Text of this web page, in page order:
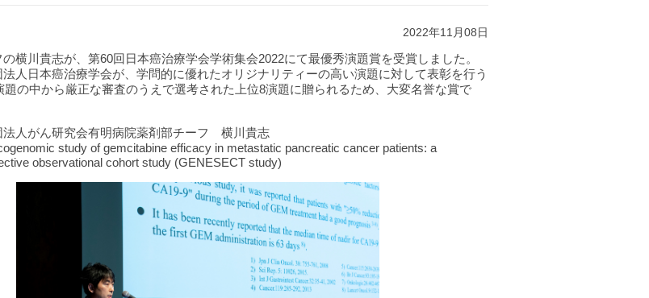
2022年11月08日
横川貴志が、第60回日本癌治療学会学術集会2022にて最優秀演題賞を受賞しました。
人日本癌治療学会が、学問的に優れたオリジナリティーの高い演題に対して表彰を行う
題の中から厳正な審査のうえで選考された上位8演題に贈られるため、大変名誉な賞で
法人がん研究会有明病院薬剤部チーフ 横川貴志
study of gemcitabine efficacy in metastatic pancreatic cancer patients: a
observational cohort study (GENESECT study)